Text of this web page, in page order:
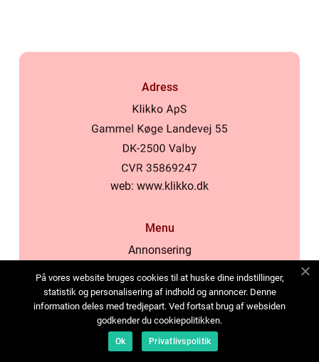
Adress
web: www.klikko.dk
Menu
Annonsering
Cookies
Kontakta oss
Sitemap
På vores website bruges cookies til at huske dine indstillinger,
statistik og personalisering af indhold og annoncer. Denne
information deles med tredjepart. Ved fortsat brug af websiden
godkender du cookiepolitikken.
Ok Privatlivspolitik